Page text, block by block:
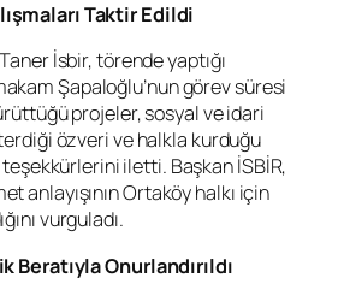
Taktir Edildi
İsbir, törende yaptığı
Şapaloğlu’nun görev süresi
projeler, sosyal ve idari
özveri ve halkla kurduğu
iletti. Başkan İSBİR,
anlayışının Ortaköy halkı için
vurguladı.
Beratıyla Onurlandırıldı